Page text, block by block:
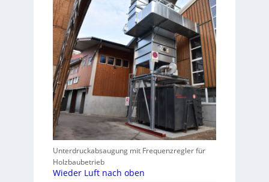
Unterdruckabsaugung mit Frequenzregler für
Holzbaubetrieb
Wieder Luft nach oben